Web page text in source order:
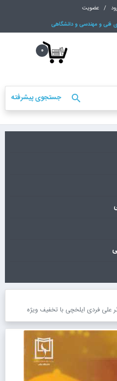
/ عضویت
فنی و مهندسی و دانشگاهی
search جستجوی پیشرفته
0
علی فردی ایلخچی با تخفیف ویژه